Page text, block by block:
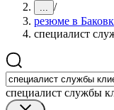
... /
резюме в
специалист
специалист службы